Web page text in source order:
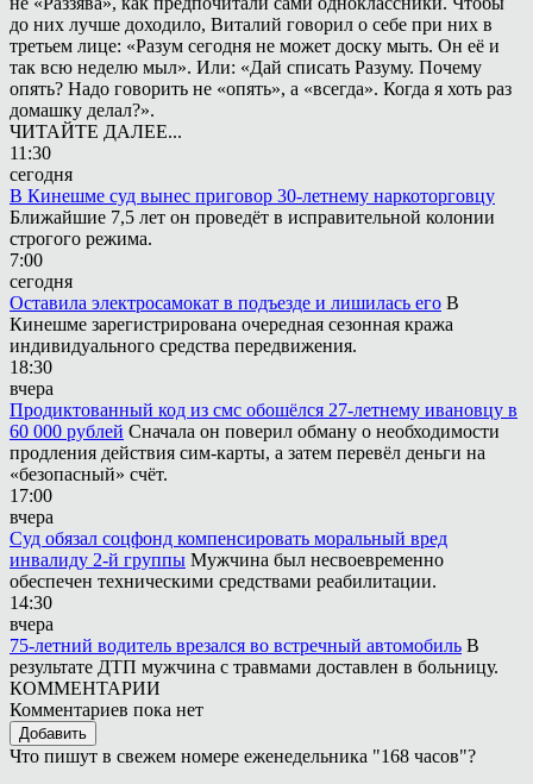
до них лучше доходило, Виталий говорил о себе при них в
третьем лице: «Разум сегодня не может доску мыть. Он её и
так всю неделю мыл». Или: «Дай списать Разуму. Почему
опять? Надо говорить не «опять», а «всегда». Когда я хоть раз
домашку делал?».
ЧИТАЙТЕ ДАЛЕЕ...
11:30
сегодня
В Кинешме суд вынес приговор 30-летнему наркоторговцу
Ближайшие 7,5 лет он проведёт в исправительной колонии
строгого режима.
7:00
сегодня
Оставила электросамокат в подъезде и лишилась его В
Кинешме зарегистрирована очередная сезонная кража
индивидуального средства передвижения.
18:30
вчера
Продиктованный код из смс обошёлся 27-летнему ивановцу в
60 000 рублей Сначала он поверил обману о необходимости
продления действия сим-карты, а затем перевёл деньги на
«безопасный» счёт.
17:00
вчера
Суд обязал соцфонд компенсировать моральный вред
инвалиду 2-й группы Мужчина был несвоевременно
обеспечен техническими средствами реабилитации.
14:30
вчера
75-летний водитель врезался во встречный автомобиль В
результате ДТП мужчина с травмами доставлен в больницу.
КОММЕНТАРИИ
Комментариев пока нет
Добавить
Что пишут в свежем номере еженедельника "168 часов"?